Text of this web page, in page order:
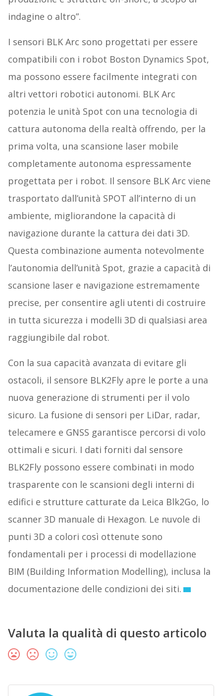
indagine o altro”.
I sensori BLK Arc sono progettati per essere
compatibili con i robot Boston Dynamics Spot,
ma possono essere facilmente integrati con
altri vettori robotici autonomi. BLK Arc
potenzia le unità Spot con una tecnologia di
cattura autonoma della realtà offrendo, per la
prima volta, una scansione laser mobile
completamente autonoma espressamente
progettata per i robot. Il sensore BLK Arc viene
trasportato dall’unità SPOT all’interno di un
ambiente, migliorandone la capacità di
navigazione durante la cattura dei dati 3D.
Questa combinazione aumenta notevolmente
l’autonomia dell’unità Spot, grazie a capacità di
scansione laser e navigazione estremamente
precise, per consentire agli utenti di costruire
in tutta sicurezza i modelli 3D di qualsiasi area
raggiungibile dal robot.
Con la sua capacità avanzata di evitare gli
ostacoli, il sensore BLK2Fly apre le porte a una
nuova generazione di strumenti per il volo
sicuro. La fusione di sensori per LiDar, radar,
telecamere e GNSS garantisce percorsi di volo
ottimali e sicuri. I dati forniti dal sensore
BLK2Fly possono essere combinati in modo
trasparente con le scansioni degli interni di
edifici e strutture catturate da Leica Blk2Go, lo
scanner 3D manuale di Hexagon. Le nuvole di
punti 3D a colori così ottenute sono
fondamentali per i processi di modellazione
BIM (Building Information Modelling), inclusa la
documentazione delle condizioni dei siti.
Valuta la qualità di questo articolo